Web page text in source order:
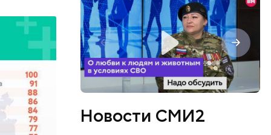
часа
на
Новости СМИ2